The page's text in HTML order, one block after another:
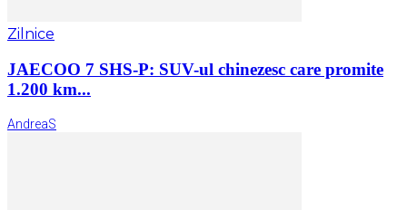
Zilnice
JAECOO 7 SHS-P: SUV-ul chinezesc care promite
1.200 km...
AndreaS